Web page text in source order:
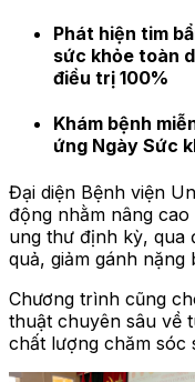
Phát hiện tim
sức khỏe toàn
điều trị 100%
Khám bệnh
ứng Ngày Sức
Đại diện Bệnh viện
động nhằm nâng
ung thư định kỳ, qua
quả, giảm gánh nặng
Chương trình cũng
thuật chuyên sâu về
chất lượng chăm sóc